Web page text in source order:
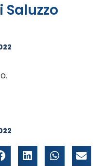
Saluzzo